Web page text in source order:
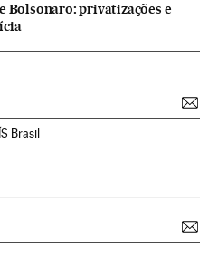
Bolsonaro: privatizações e
Brasil